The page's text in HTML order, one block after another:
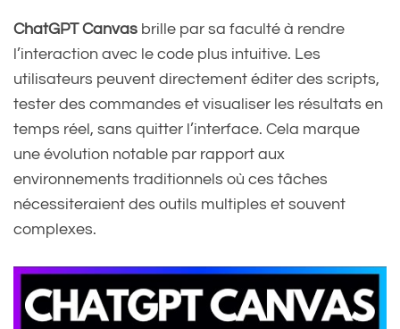
ChatGPT Canvas brille par sa faculté à rendre
l’interaction avec le code plus intuitive. Les
utilisateurs peuvent directement éditer des scripts,
tester des commandes et visualiser les résultats en
temps réel, sans quitter l’interface. Cela marque
une évolution notable par rapport aux
environnements traditionnels où ces tâches
nécessiteraient des outils multiples et souvent
complexes.